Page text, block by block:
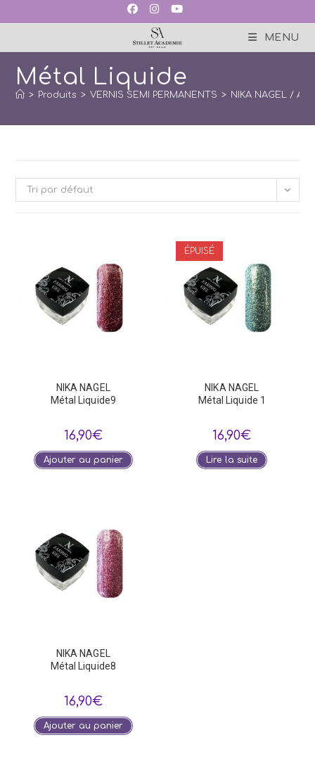
MENU
Métal Liquide
> Produits > VERNIS SEMI PERMANENTS > NIKA NAGEL / Art
Tri par défaut
NIKA NAGEL
Métal Liquide9
16,90€
Ajouter au panier
ÉPUISÉ
NIKA NAGEL
Métal Liquide 1
16,90€
Lire la suite
NIKA NAGEL
Métal Liquide8
16,90€
Ajouter au panier